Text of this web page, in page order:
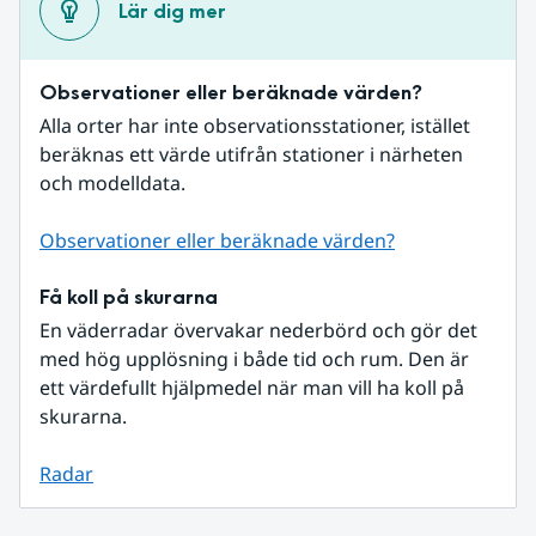
Lär dig mer
Observationer eller beräknade värden?
Alla orter har inte observationsstationer, istället
beräknas ett värde utifrån stationer i närheten
och modelldata.
Observationer eller beräknade värden?
Få koll på skurarna
En väderradar övervakar nederbörd och gör det
med hög upplösning i både tid och rum. Den är
ett värdefullt hjälpmedel när man vill ha koll på
skurarna.
Radar